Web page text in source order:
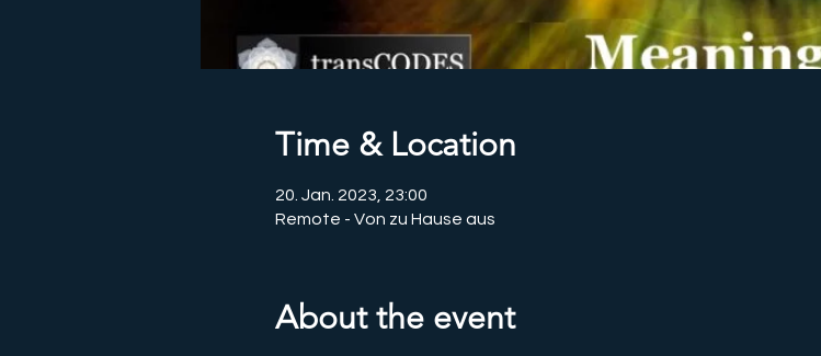
Time & Location
20. Jan. 2023, 23:00
Remote - Von zu Hause aus
About the event